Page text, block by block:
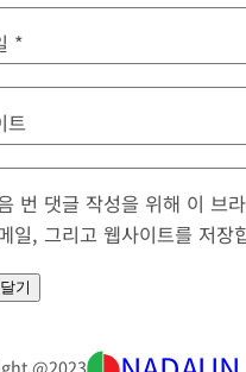
*
트
번 댓글 작성을 위해 이 브
일, 그리고 웹사이트를 저장
@2023